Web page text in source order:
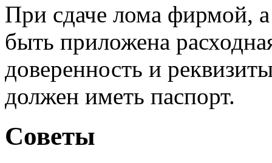
При сдаче лома фирмой,
быть приложена
доверенность и
должен иметь паспорт.
Советы